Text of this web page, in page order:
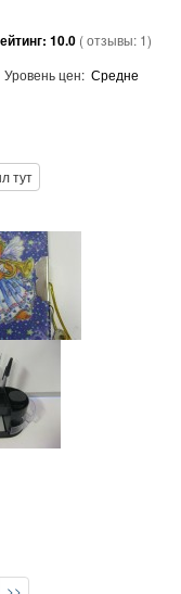
10.0 ( отзывы: 1)
Уровень цен: Средне
тут
>>